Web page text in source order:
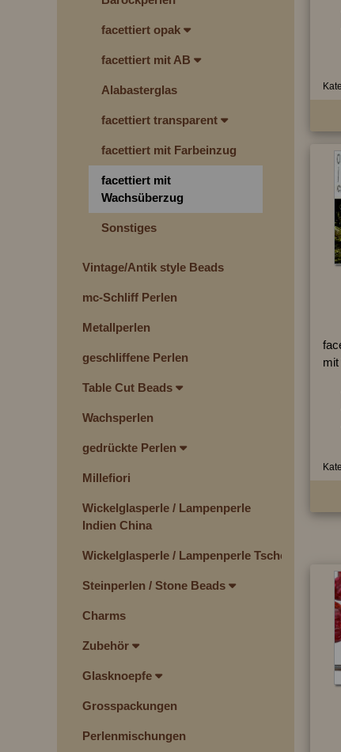
facettiert opak
facettiert mit AB
Alabasterglas
facettiert transparent
facettiert mit Farbeinzug
facettiert mit
Wachsüberzug
Sonstiges
Vintage/Antik style Beads
mc-Schliff Perlen
Metallperlen
geschliffene Perlen
Table Cut Beads
Wachsperlen
gedrückte Perlen
Millefiori
Wickelglasperle / Lampenperle
Indien China
Wickelglasperle / Lampenperle Tschechien
Steinperlen / Stone Beads
Charms
Zubehör
Glasknoepfe
Grosspackungen
Perlenmischungen